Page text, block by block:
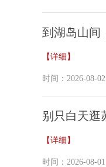
到湖岛山间
【详细】
时间：2026-08-
别只白天逛
【详细】
时间：2026-08-